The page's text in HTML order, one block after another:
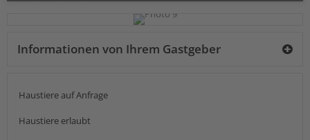
Informationen von Ihrem Gastgeber
Haustiere auf Anfrage
Haustiere erlaubt